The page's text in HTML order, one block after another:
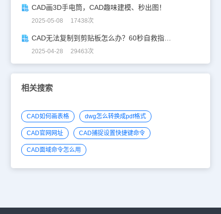
CAD画3D手电筒，CAD趣味建模、秒出图！
2025-05-08 17438次
CAD无法复制到剪贴板怎么办？60秒自救指南！
2025-04-28 29463次
相关搜索
CAD如何画表格 dwg怎么转换成pdf格式
CAD官网网址 CAD捕捉设置快捷键命令
CAD面域命令怎么用